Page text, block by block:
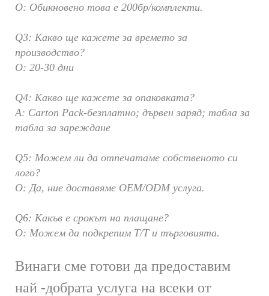
О: Обикновено това е 200бр/комплекти.
Q3: Какво ще кажете за времето за
производство?
О: 20-30 дни
Q4: Какво ще кажете за опаковката?
A: Carton Pack-безплатно; дървен заряд; табла за
табла за зареждане
Q5: Можем ли да отпечатаме собственото си
лого?
О: Да, ние доставяме OEM/ODM услуга.
Q6: Какъв е срокът на плащане?
О: Можем да подкрепим T/T и търговията.
Винаги сме готови да предоставим
най -добрата услуга на всеки от